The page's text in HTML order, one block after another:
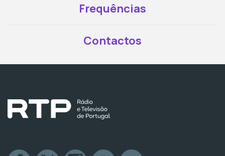
Frequências
Contactos